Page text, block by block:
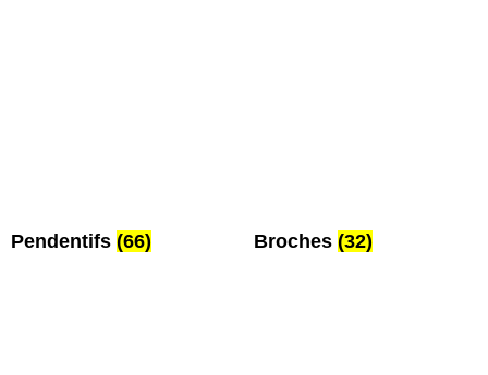
Pendentifs (66) Broches (32)